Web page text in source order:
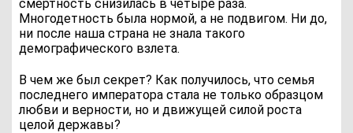
смертность снизилась в четыре раза.
Многодетность была нормой, а не подвигом. Ни до,
ни после наша страна не знала такого
демографического взлета.
В чем же был секрет? Как получилось, что семья
последнего императора стала не только образцом
любви и верности, но и движущей силой роста
целой державы?